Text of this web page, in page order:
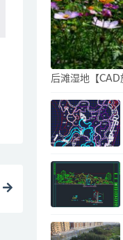
后滩湿地【CAD